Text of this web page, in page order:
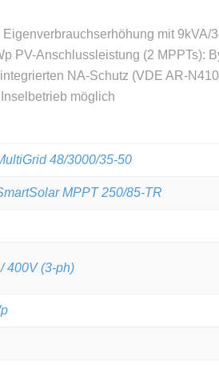
mit 9kVA/
PV-Anschlussleistung (2 MPPTs):
NA-Schutz (VDE AR-
möglich
48/3000/35-50
MPPT 250/85-TR
400V (3-ph)